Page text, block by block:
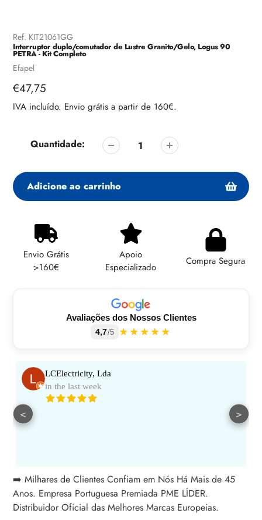
Ref. KIT21061GG
Interruptor duplo/comutador de Lustre Granito/Gelo, Logus 90
PETRA - Kit Completo
Fornecedor
Efapel
Preço
regular
€47,75
IVA incluído. Envio grátis a partir de 160€.
Quantidade:
Adicione ao carrinho
seu
carrinho
Envio Grátis
>160€
Apoio
Especializado
Compra Segura
Avaliações dos Nossos Clientes
4,7/5 ★★★★★
LCElectricity, Lda
in the last week
< >
➡️ Milhares de Clientes Confiam em Nós Há Mais de 45
Anos. Empresa Portuguesa Premiada PME LÍDER.
Distribuidor Oficial das Melhores Marcas Europeias.